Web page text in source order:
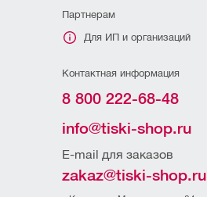
Партнерам
Для ИП и организаций
Контактная информация
8 800 222-68-48
info@tiski-shop.ru
E-mail для заказов
zakaz@tiski-shop.ru